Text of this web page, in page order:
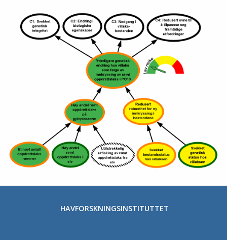
HAVFORSKNINGSINSTITUTTET